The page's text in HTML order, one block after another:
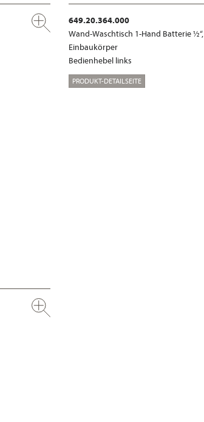
649.20.364.000
Wand-Waschtisch 1-Hand Batterie ½“,
Einbaukörper
Bedienhebel links
PRODUKT-DETAILSEITE